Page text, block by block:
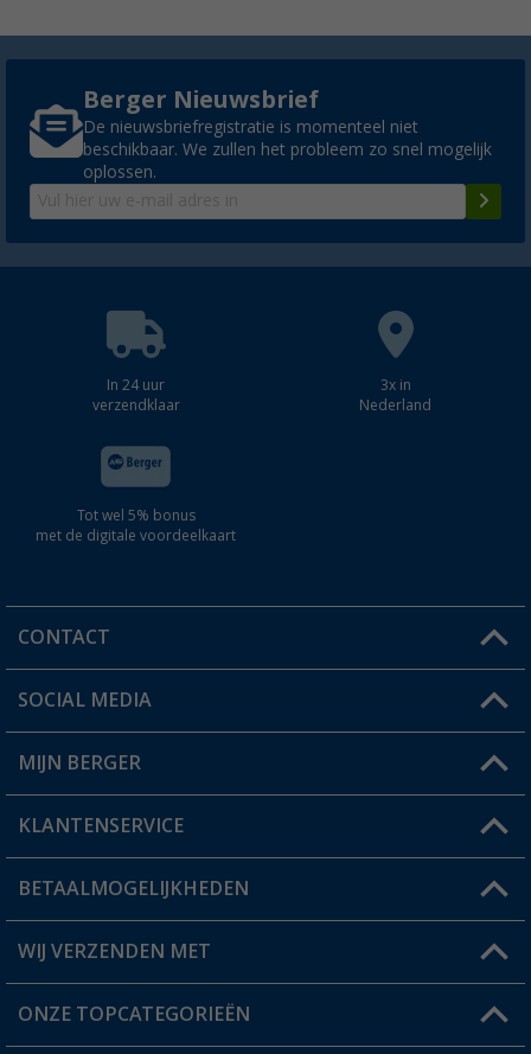
Berger Nieuwsbrief
De nieuwsbriefregistratie is momenteel niet
beschikbaar. We zullen het probleem zo snel mogelijk
oplossen.
In 24 uur
verzendklaar
3x in
Nederland
Tot wel 5% bonus
met de digitale voordeelkaart
CONTACT
Een vraag?
Winkel vinden
SOCIAL MEDIA
MIJN BERGER
Mijn account
Status bestelling
Verlanglijstje
KLANTENSERVICE
FAQ & Contact
Verzendinformatie
Catalogus
BETAALMOGELIJKHEDEN
WIJ VERZENDEN MET
ONZE TOPCATEGORIEËN